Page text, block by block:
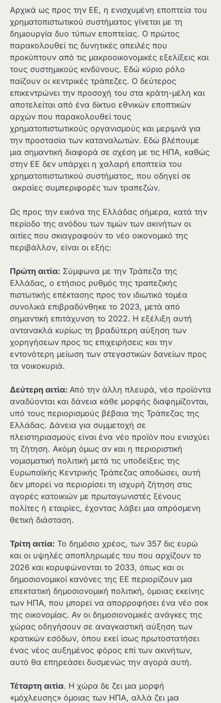
Αρχικά ως προς την ΕΕ, η ενισχυμένη εποπτεία του
χρηματοπιστωτικού συστήματος γίνεται με τη
δημιουργία δυο τύπων εποπτείας. Ο πρώτος
παρακολουθεί τις δυνητικές απειλές που
προκύπτουν από τις μακροοικονομικές εξελίξεις και
τους συστημικούς κινδύνους. Εδώ κύριο ρόλο
παίζουν οι κεντρικές τράπεζες. Ο δεύτερος
επικεντρώνει την προσοχή του στα κράτη-μέλη και
αποτελείται από ένα δίκτυο εθνικών εποπτικών
αρχών που παρακολουθεί τους
χρηματοπιστωτικούς οργανισμούς και μεριμνά για
την προστασία των καταναλωτών. Εδώ βλέπουμε
μια σημαντική διαφορά σε σχέση με τις ΗΠΑ, καθώς
στην ΕΕ δεν υπάρχει η χαλαρή εποπτεία του
χρηματοπιστωτικού συστήματος, που οδηγεί σε
ακραίες συμπεριφορές των τραπεζών.
Ως προς την εικόνα της Ελλάδας σήμερα, κατά την
περίοδο της ανόδου των τιμών των ακινήτων οι
αιτίες που σκιαγραφούν το νέο οικονομικό της
περιβάλλον, είναι οι εξής:
Πρώτη αιτία: Σύμφωνα με την Τράπεζα της
Ελλάδας, ο ετήσιος ρυθμός της τραπεζικής
πιστωτικής επέκτασης προς τον ιδιωτικό τομέα
συνολικά επιβραδύνθηκε το 2023, μετά από
σημαντική επιτάχυνση το 2022. Η εξέλιξη αυτή
αντανακλά κυρίως τη βραδύτερη αύξηση των
χορηγήσεων προς τις επιχειρήσεις και την
εντονότερη μείωση των στεγαστικών δανείων προς
τα νοικοκυριά.
Δεύτερη αιτία: Από την άλλη πλευρά, νέα προϊόντα
αναδύονται και δάνεια κάθε μορφής διαφημίζονται,
υπό τους περιορισμούς βέβαια της Τράπεζας της
Ελλάδας. Δάνεια για συμμετοχή σε
πλειστηριασμούς είναι ένα νέο προϊόν που ενισχύει
τη ζήτηση. Ακόμη όμως αν και η περιοριστική
νομισματική πολιτική μετά τις υποδείξεις της
Ευρωπαϊκής Κεντρικής Τράπεζας αποδώσει, αυτή
δεν μπορεί να περιορίσει τη ισχυρή ζήτηση στις
αγορές κατοικιών με πρωταγωνιστές ξένους
πολίτες ή εταιρίες, έχοντας λάβει μια απρόσμενη
θετική διάσταση.
Τρίτη αιτία: Το δημόσιο χρέος, των 357 δις ευρώ
και οι υψηλές αποπληρωμές του που αρχίζουν το
2026 και κορυφώνονται το 2033, όπως και οι
δημοσιονομικοί κανόνες της ΕΕ περιορίζουν μια
επεκτατική δημοσιονομική πολιτική, όμοιας εκείνης
των ΗΠΑ, που μπορεί να απορροφήσει ένα νέο σοκ
της οικονομίας. Αν οι δημοσιονομικές ανάγκες της
χώρας οδηγήσουν σε αναγκαστική αύξηση των
κρατικών εσόδων, όπου εκεί ίσως πρωτοστατήσει
ένας νέος αυξημένος φόρος επί των ακινήτων,
αυτό θα επηρεάσει δυσμενώς την αγορά αυτή.
Τέταρτη αιτία. Η χώρα δε ζει μια μορφή
«μόχλευσης» όμοιας των ΗΠΑ, αλλά ζει μια